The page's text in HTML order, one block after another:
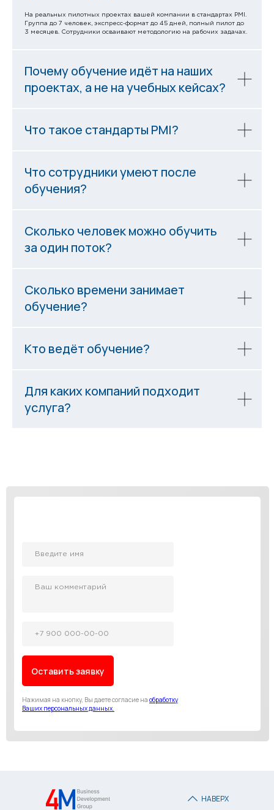
На реальных пилотных проектах вашей компании в стандартах PMI.
Группа до 7 человек, экспресс-формат до 45 дней, полный пилот до
3 месяцев. Сотрудники осваивают методологию на рабочих задачах.
Почему обучение идёт на наших
проектах, а не на учебных кейсах?
Что такое стандарты PMI?
Что сотрудники умеют после
обучения?
Сколько человек можно обучить
за один поток?
Сколько времени занимает
обучение?
Кто ведёт обучение?
Для каких компаний подходит
услуга?
Нажимая на кнопку, Вы даете согласие на обработку
Ваших персональных данных.
Оставить заявку
НАВЕРХ